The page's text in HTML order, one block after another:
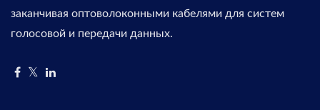
заканчивая оптоволоконными кабелями для систем
голосовой и передачи данных.